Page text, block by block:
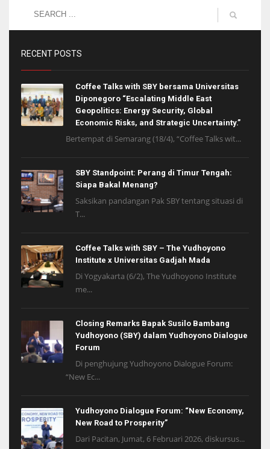
RECENT POSTS
Coffee Talks with SBY bersama Universitas
Diponegoro “Escalating Middle East
Geopolitics: Energy Security, Global
Economic Risks, and Strategic Uncertainty.”
Bertempat di Semarang (18/4), “Coffee Talks wit...
SBY Standpoint: Perang di Timur Tengah:
Siapa Bakal Menang?
Saksikan pandangan Pak SBY tentang situasi di
T...
Coffee Talks with SBY – The Yudhoyono
Institute x Universitas Gadjah Mada
Di Yogyakarta (6/2), The Yudhoyono Institute
me...
Closing Remarks Bapak Susilo Bambang
Yudhoyono (SBY) dalam Yudhoyono Dialogue
Forum
Di penghujung Yudhoyono Dialogue Forum:
“New Ec...
Yudhoyono Dialogue Forum: “New Economy,
New Road to Prosperity”
Dari Pacitan, Jumat, 6 Februari 2026, diskursus...